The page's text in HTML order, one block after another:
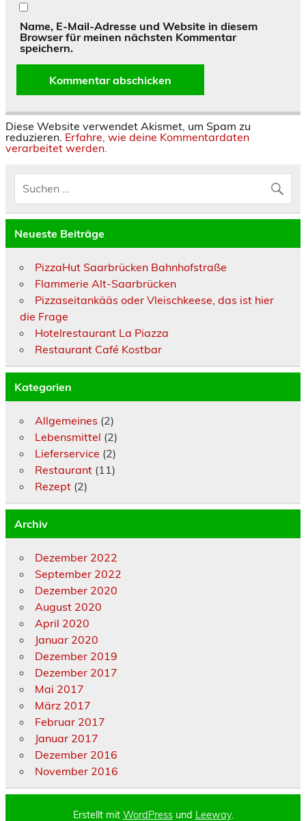
Name, E-Mail-Adresse und Website in diesem
Browser für meinen nächsten Kommentar
speichern.
Diese Website verwendet Akismet, um Spam zu
reduzieren. Erfahre, wie deine Kommentardaten
verarbeitet werden.
Neueste Beiträge
PizzaHut Saarbrücken Bahnhofstraße
Flammerie Alt-Saarbrücken
Pizzaseitankääs oder Vleischkeese, das ist hier
die Frage
Hotelrestaurant La Piazza
Restaurant Café Kostbar
Kategorien
Allgemeines (2)
Lebensmittel (2)
Lieferservice (2)
Restaurant(11)
Rezept(2)
Archiv
Dezember 2022
September 2022
Dezember 2020
August 2020
April 2020
Januar 2020
Dezember 2019
Dezember 2017
Mai 2017
März 2017
Februar 2017
Januar 2017
Dezember 2016
November 2016
Erstellt mit WordPressund Leeway.